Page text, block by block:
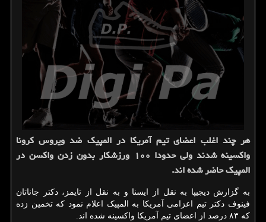
هر چند اغلب اعضای تیم آمریکا در المپیک ضد ویروس کرونا
واکسینه شدند ولی حدودا ۱۰۰ ورزشکار بدون زدن واکسن در
المپیک حاضر شده اند.
به گزارش دیجیپا به نقل از ایسنا و به نقل از تایمز، دکتر جاناتان
فینوف دکتر تیم اعزامی آمریکا به المپیک اعلام نمود که تخمین زده
که ۸۳ درصد از اعضای تیم آمریکا واکسینه شده اند.